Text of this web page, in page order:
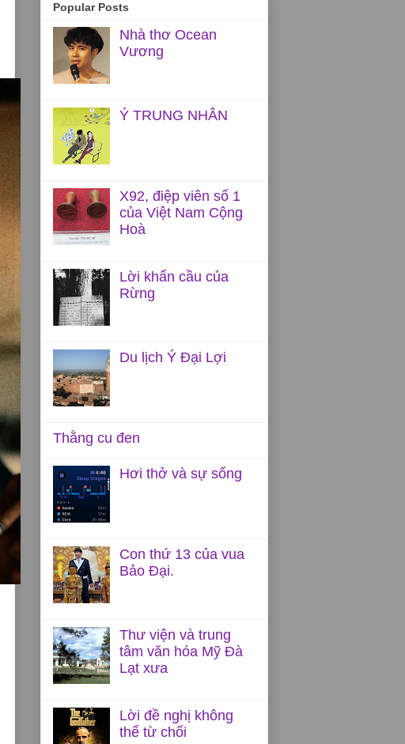
Popular Posts
Nhà thơ Ocean
Vương
Ý TRUNG NHÂN
X92, điệp viên số 1
của Việt Nam Cộng
Hoà
Lời khẩn cầu của
Rừng
Du lịch Ý Đại Lợi
Thằng cu đen
Hơi thở và sự sống
Con thứ 13 của vua
Bảo Đại.
Thư viện và trung
tâm văn hóa Mỹ Đà
Lạt xưa
Lời đề nghị không
thể từ chối